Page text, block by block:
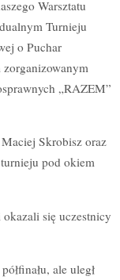
Warsztatu
Turnieju
o Puchar
„RAZEM”
Skrobisz oraz
pod okiem
się uczestnicy
ale uległ